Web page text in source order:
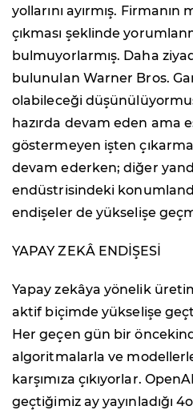
yollarını ayırmış.
çıkması şeklinde
bulmuyorlarmış. Daha
bulunulan Warner Bros.
olabileceği
hazırda devam eden ama
göstermeyen işten
devam ederken; diğer
endüstrisindeki
endişeler de yükselişe
YAPAY ZEKÂ ENDİŞESİ
Yapay zekâya yönelik
aktif biçimde yükselişe
Her geçen gün bir
algoritmalarla ve
karşımıza çıkıyorlar.
geçtiğimiz ay yayınladığı